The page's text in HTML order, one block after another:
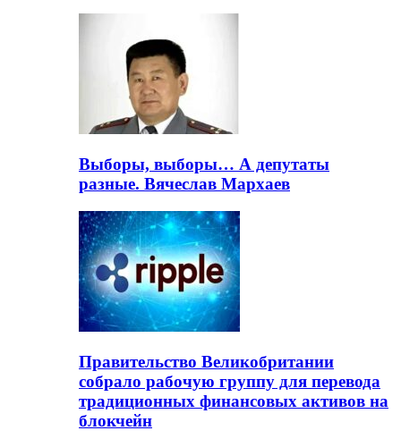
Выборы, выборы… А депутаты
разные. Вячеслав Мархаев
Правительство Великобритании
собрало рабочую группу для перевода
традиционных финансовых активов на
блокчейн